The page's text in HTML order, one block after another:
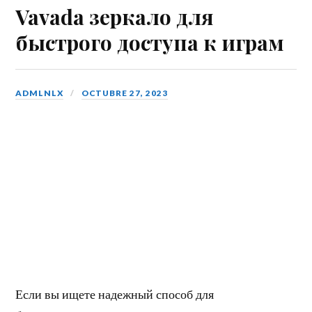
okr ba
lo
o
B
oo
A
pp
ri
en
dl
y
pa
rti
r
Vavada зеркало для
быстрого доступа к играм
ADMLNLX OCTUBRE 27, 2023
Если вы ищете надежный способ для